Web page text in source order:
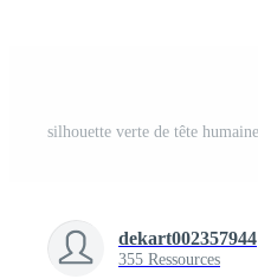
dekart002357944
355 Ressources